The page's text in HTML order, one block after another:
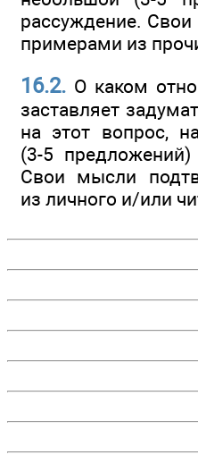
рассуждение.
примерами из
16.2. О каком
заставляет
на этот вопрос,
(3-5 предложений)
Свои мысли
из личного и/или